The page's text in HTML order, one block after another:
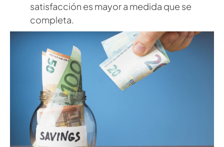
satisfacción es mayor a medida que se
completa.